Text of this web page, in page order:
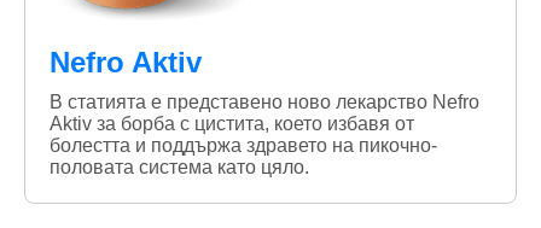
Nefro Aktiv
В статията е представено ново лекарство Nefro
Aktiv за борба с цистита, което избавя от
болестта и поддържа здравето на пикочно-
половата система като цяло.